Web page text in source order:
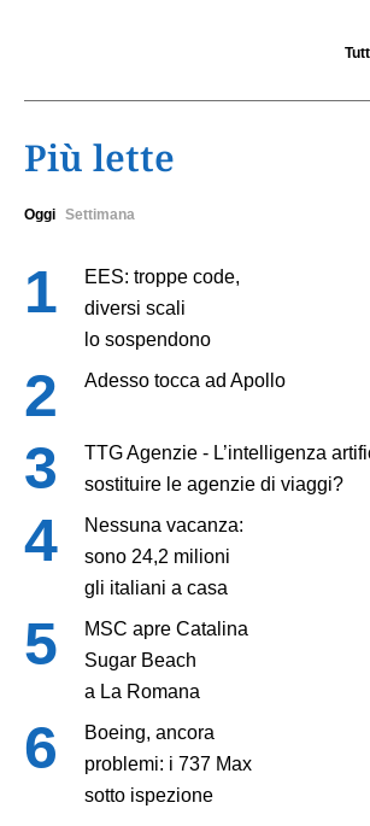
Più lette
Oggi Settimana
EES: troppe code,
diversi scali
lo sospendono
Adesso tocca ad Apollo
TTG Agenzie - L’intelligenza
sostituire le agenzie di viaggi?
Nessuna vacanza:
sono 24,2 milioni
gli italiani a casa
MSC apre Catalina
Sugar Beach
a La Romana
Boeing, ancora
problemi: i 737 Max
sotto ispezione